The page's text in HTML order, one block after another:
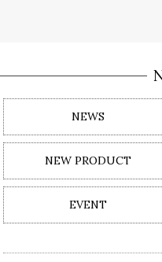
NEWS
NEW PRODUCT
EVENT